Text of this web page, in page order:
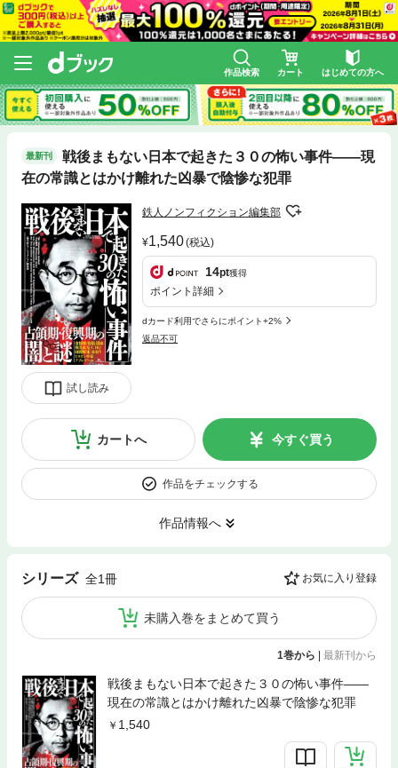
作品検索 カート はじめての方へ
最新刊
戦後まもない日本で起きた３０の怖い事件――現
在の常識とはかけ離れた凶暴で陰惨な犯罪
試し読み
鉄人ノンフィクション編集部
1,540(税込)
14pt獲得
ポイント詳細
dカード利用でさらにポイント+2%
返品不可
カートへ 今すぐ買う
作品をチェックする
作品情報へ
シリーズ 全1冊 お気に入り登録
未購入巻をまとめて買う
1巻から | 最新刊から
戦後まもない日本で起きた３０の怖い事件――
現在の常識とはかけ離れた凶暴で陰惨な犯罪
1,540